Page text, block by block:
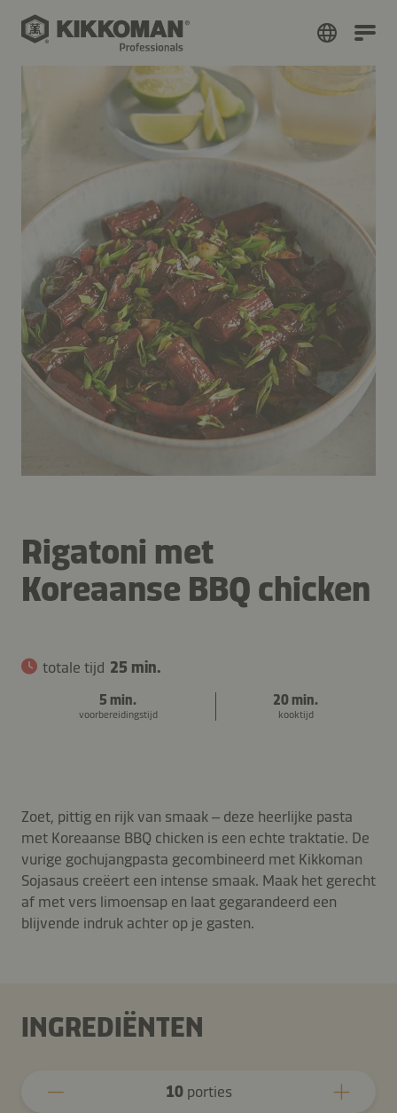
Rigatoni met
Koreaanse BBQ chicken
totale tijd 25 min.
5 min.
voorbereidingstijd
20 min.
kooktijd
Zoet, pittig en rijk van smaak – deze heerlijke pasta
met Koreaanse BBQ chicken is een echte traktatie. De
vurige gochujangpasta gecombineerd met Kikkoman
Sojasaus creëert een intense smaak. Maak het gerecht
af met vers limoensap en laat gegarandeerd een
blijvende indruk achter op je gasten.
INGREDIËNTEN
10porties